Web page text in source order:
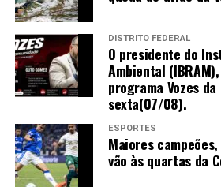
“O Senado precisa
esse tema, que é,
prioridade do
pretende grande,
e desenvolvido, por
trabalho digno e
valorização dos
DISTRITO FEDERAL
O presidente do
Ambiental
programa Vozes
sexta(07/08).
ESPORTES
Maiores
vão às quartas da